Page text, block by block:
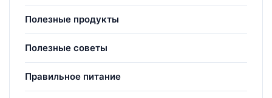
Полезные продукты
Полезные советы
Правильное питание